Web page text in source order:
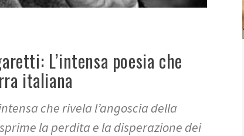
L’intensa poesia che
italiana
che rivela l’angoscia della
la perdita e la disperazione dei